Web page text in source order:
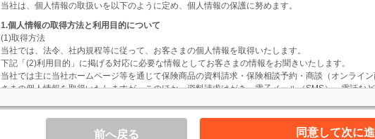
当社は、個人情報の取扱いを以下のように定め、個人情報の保護に努めます。
1.個人情報の取得方法と利用目的について
(1)取得方法
当社では、法令、社内規程等に従って、お客さまの個人情報を取得いたします。
下記「(2)利用目的」に掲げる対応に必要な情報としてお客さまの情報をお聞きいたします。
当社では主に当社ホームページ等を通じて保険商品の資料請求・保険相談予約・商談（オンライ
さまの個人情報を取得いたしますが、このほか、資料請求はがき、電子メール（SMS）、電話な
当社が取扱う個人情報とその利用目的は下表のとおりです。ここに記載された目的以外の利用は行
前へ戻る 同意して次に